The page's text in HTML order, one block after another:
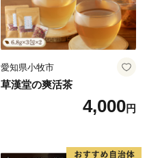
愛知県小牧市
草漢堂の爽活茶
4,000円